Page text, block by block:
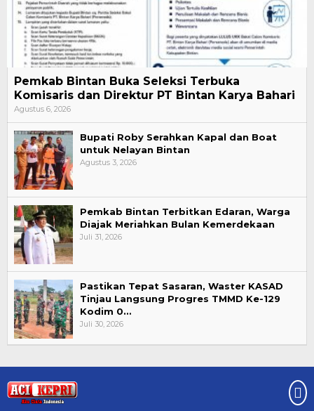
Pemkab Bintan Buka Seleksi Terbuka
Komisaris dan Direktur PT Bintan Karya Bahari
Agustus 6, 2026
Bupati Roby Serahkan Kapal dan Boat
untuk Nelayan Bintan
Agustus 3, 2026
Pemkab Bintan Terbitkan Edaran, Warga
Diajak Meriahkan Bulan Kemerdekaan
Juli 31, 2026
Pastikan Tepat Sasaran, Waster KASAD
Tinjau Langsung Progres TMMD Ke-129
Kodim 0…
Juli 30, 2026